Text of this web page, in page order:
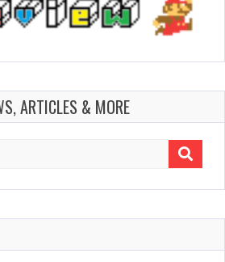
ARTICLES & MORE